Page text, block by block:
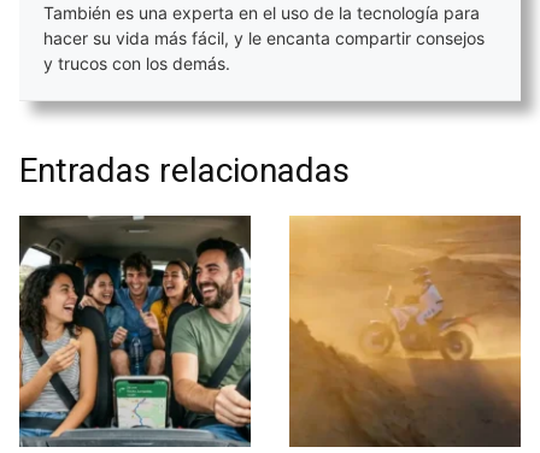
También es una experta en el uso de la tecnología para
hacer su vida más fácil, y le encanta compartir consejos
y trucos con los demás.
Entradas relacionadas